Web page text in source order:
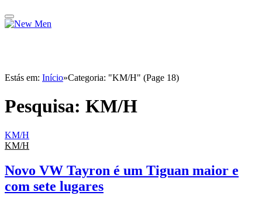
Estás em: Início»Categoria: "KM/H" (Page 18)
Pesquisa: KM/H
KM/H
KM/H
Novo VW Tayron é um Tiguan maior e
com sete lugares